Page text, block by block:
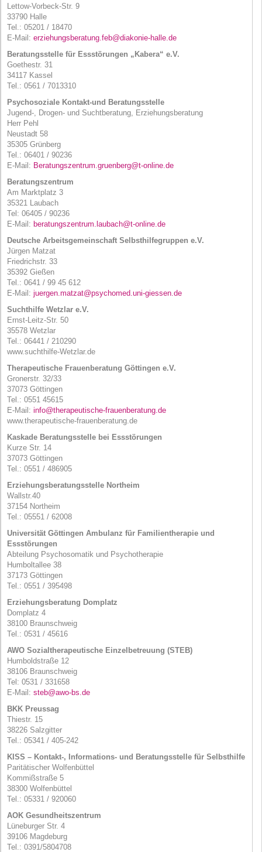
Lettow-Vorbeck-Str. 9
33790 Halle
Tel.: 05201 / 18470
E-Mail: erziehungsberatung.feb@diakonie-halle.de
Beratungsstelle für Essstörungen „Kabera“ e.V.
Goethestr. 31
34117 Kassel
Tel.: 0561 / 7013310
Psychosoziale Kontakt-und Beratungsstelle
Jugend-, Drogen- und Suchtberatung, Erziehungsberatung
Herr Pehl
Neustadt 58
35305 Grünberg
Tel.: 06401 / 90236
E-Mail: Beratungszentrum.gruenberg@t-online.de
Beratungszentrum
Am Marktplatz 3
35321 Laubach
Tel: 06405 / 90236
E-Mail: beratungszentrum.laubach@t-online.de
Deutsche Arbeitsgemeinschaft Selbsthilfegruppen e.V.
Jürgen Matzat
Friedrichstr. 33
35392 Gießen
Tel.: 0641 / 99 45 612
E-Mail: juergen.matzat@psychomed.uni-giessen.de
Suchthilfe Wetzlar e.V.
Ernst-Leitz-Str. 50
35578 Wetzlar
Tel.: 06441 / 210290
www.suchthilfe-Wetzlar.de
Therapeutische Frauenberatung Göttingen e.V.
Gronerstr. 32/33
37073 Göttingen
Tel.: 0551 45615
E-Mail: info@therapeutische-frauenberatung.de
www.therapeutische-frauenberatung.de
Kaskade Beratungsstelle bei Essstörungen
Kurze Str. 14
37073 Göttingen
Tel.: 0551 / 486905
Erziehungsberatungsstelle Northeim
Wallstr.40
37154 Northeim
Tel.: 05551 / 62008
Universität Göttingen Ambulanz für Familientherapie und
Essstörungen
Abteilung Psychosomatik und Psychotherapie
Humboltallee 38
37173 Göttingen
Tel.: 0551 / 395498
Erziehungsberatung Domplatz
Domplatz 4
38100 Braunschweig
Tel.: 0531 / 45616
AWO Sozialtherapeutische Einzelbetreuung (STEB)
Humboldstraße 12
38106 Braunschweig
Tel: 0531 / 331658
E-Mail: steb@awo-bs.de
BKK Preussag
Thiestr. 15
38226 Salzgitter
Tel.: 05341 / 405-242
KISS – Kontakt-, Informations- und Beratungsstelle für Selbsthilfe
Paritätischer Wolfenbüttel
Kommißstraße 5
38300 Wolfenbüttel
Tel.: 05331 / 920060
AOK Gesundheitszentrum
Lüneburger Str. 4
39106 Magdeburg
Tel.: 0391/5804708